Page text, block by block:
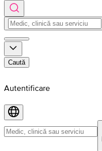
Caută
Autentificare